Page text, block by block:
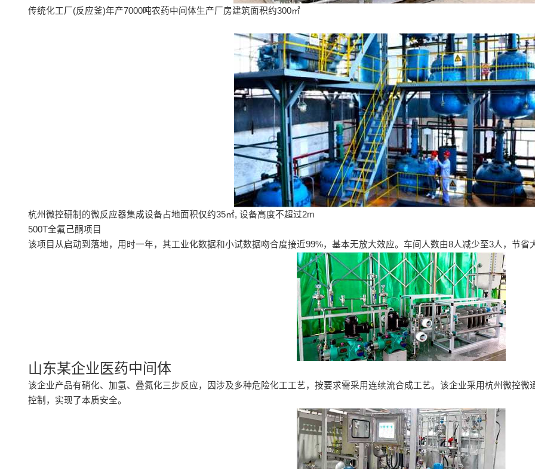
传统化工厂(反应釜)年产7000吨农药中间体生产厂房建筑面积约300㎡
杭州微控研制的微反应器集成设备占地面积仅约35㎡, 设备高度不超过2m
500T全氟己酮项目
该项目从启动到落地，用时一年，其工业化数据和小试数据吻合度接近99%，基本无放大效应。车间人数由8人减少至3人，节省
山东某企业医药中间体
该企业产品有硝化、加氢、叠氮化三步反应，因涉及多种危险化工工艺，按要求需采用连续流合成工艺。该企业采用杭州微控
控制，实现了本质安全。